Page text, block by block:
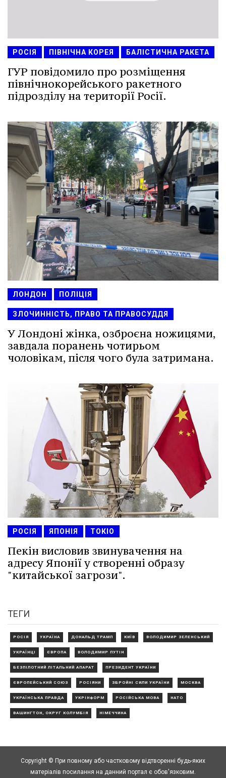
РОСІЯ ПІВНІЧНА КОРЕЯ БАЛІСТИЧНА РАКЕТА
ГУР повідомило про розміщення
північнокорейського ракетного
підрозділу на території Росії.
ЛОНДОН ПОЛІЦІЯ
ЗЛОЧИННІСТЬ, ПРАВО ТА ПРАВОСУДДЯ
У Лондоні жінка, озброєна ножицями,
завдала поранень чотирьом
чоловікам, після чого була затримана.
РОСІЯ ЯПОНІЯ ТОКІО
Пекін висловив звинувачення на
адресу Японії у створенні образу
"китайської загрози".
ТЕГИ
РОСІЯ УКРАЇНА ДОНАЛЬД ТРАМП КИЇВ ВОЛОДИМИР ЗЕЛЕНСЬКИЙ
УКРАЇНЦІ ЄВРОПА ВОЛОДИМИР ПУТІН
БЕЗПІЛОТНИЙ ЛІТАЛЬНИЙ АПАРАТ ПРЕЗИДЕНТ УКРАЇНИ
ЄВРОПЕЙСЬКИЙ СОЮЗ РОСІЯНИ ЗБРОЙНІ СИЛИ УКРАЇНИ МОСКВА
УКРАЇНСЬКА ПРАВДА УКРІНФОРМ РОСІЙСЬКА МОВА НАТО
ВАШИНГТОН, ОКРУГ КОЛУМБІЯ НІМЕЧЧИНА
Copyright © При повному або частковому відтворенні будь-яких
матеріалів посилання на данний портал є обов'язковим.